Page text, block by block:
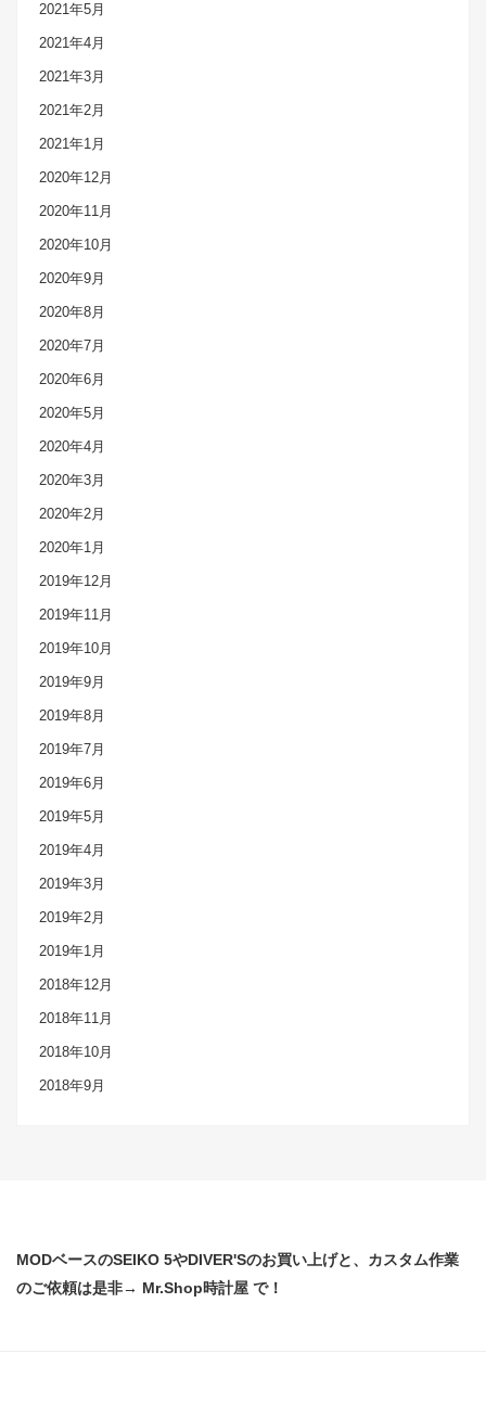
2021年5月
2021年4月
2021年3月
2021年2月
2021年1月
2020年12月
2020年11月
2020年10月
2020年9月
2020年8月
2020年7月
2020年6月
2020年5月
2020年4月
2020年3月
2020年2月
2020年1月
2019年12月
2019年11月
2019年10月
2019年9月
2019年8月
2019年7月
2019年6月
2019年5月
2019年4月
2019年3月
2019年2月
2019年1月
2018年12月
2018年11月
2018年10月
2018年9月
MODベースのSEIKO 5やDIVER'Sのお買い上げと、カスタム作業
のご依頼は是非→ Mr.Shop時計屋 で！